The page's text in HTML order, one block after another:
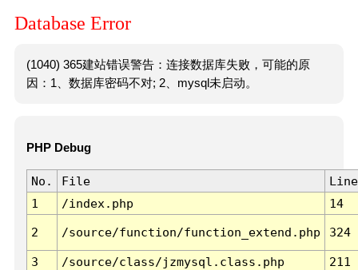
Database Error
(1040) 365建站错误警告：连接数据库失败，可能的原
因：1、数据库密码不对; 2、mysql未启动。
PHP Debug
No. File
Line
1
/index.php 14
2 /source/function/function_extend.php 324
3 /source/class/jzmysql.class.php
211